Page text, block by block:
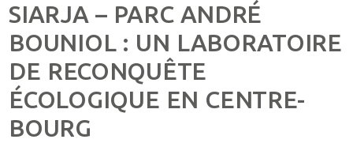
SIARJA – PARC ANDRÉ
BOUNIOL : UN LABORATOIRE
DE RECONQUÊTE
ÉCOLOGIQUE EN CENTRE-
BOURG